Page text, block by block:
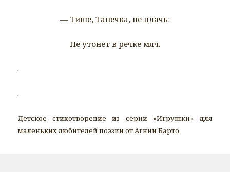
— Тише, Танечка, не плачь:
Не утонет в речке мяч.
.
.
Детское стихотворение из серии «Игрушки» для
маленьких любителей поэзии от Агнии Барто.